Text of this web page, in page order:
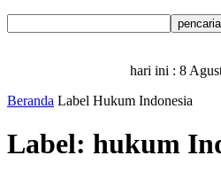
hari ini : 8
Beranda Label Hukum Indonesia
Label: hukum